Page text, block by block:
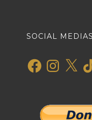
SOCIAL MEDIAS
FacebookInstagram
X